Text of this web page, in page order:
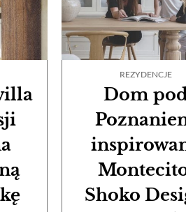
REZYDENCJE
Dom
Shoko